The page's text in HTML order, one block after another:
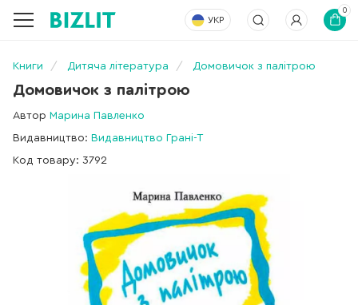
УКР
0
Книги Дитяча література Домовичок з палітрою
Домовичок з палітрою
Автор Марина Павленко
Видавництво: Видавництво Грані-Т
Код товару: 3792